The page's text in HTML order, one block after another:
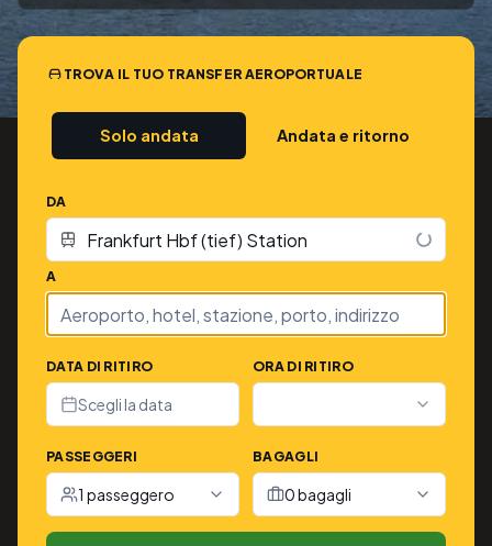
TROVA IL TUO TRANSFER AEROPORTUALE
Solo andata Andata e ritorno
DA
A
DATA DI RITIRO
Scegli la data
ORA DI RITIRO
PASSEGGERI
1 passeggero
BAGAGLI
0 bagagli